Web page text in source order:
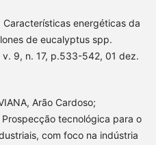
Características energéticas da
de eucalyptus spp.
v. 9, n. 17, p.533-542, 01 dez.
Arão Cardoso;
Prospecção tecnológica para o
com foco na indústria